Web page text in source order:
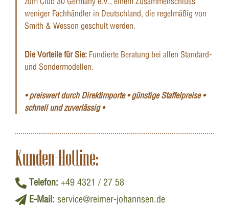
weniger Fachhändler in Deutschland, die regelmäßig von
Smith & Wesson geschult werden.
Die Vorteile für Sie: Fundierte Beratung bei allen Standard-
und Sondermodellen.
• preiswert durch Direktimporte • günstige Staffelpreise •
schnell und zuverlässig •
Kunden-Hotline:
Telefon: +49 4321 / 27 58
E-Mail: service@reimer-johannsen.de